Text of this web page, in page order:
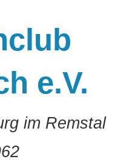
e.V.
im Remstal